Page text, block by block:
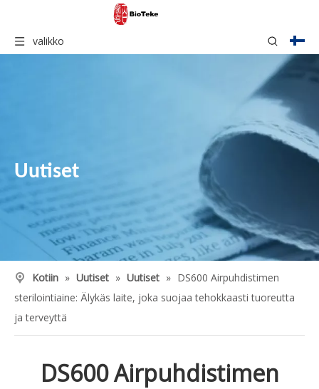
valikko
Uutiset
Kotiin » Uutiset » Uutiset » DS600 Airpuhdistimen
sterilointiaine: Älykäs laite, joka suojaa tehokkaasti tuoreutta
ja terveyttä
DS600 Airpuhdistimen